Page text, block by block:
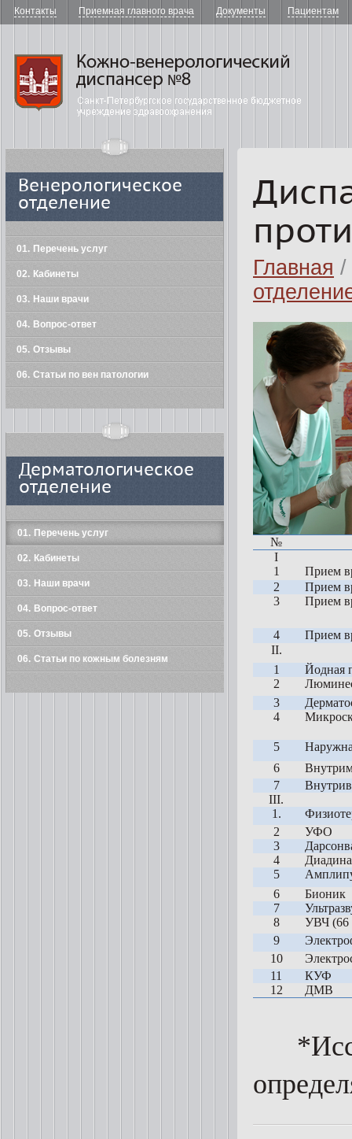
Главная /
№
I
1
Прием
2
Прием
3
Прием
4
Прием
II.
1
Йодная
2
3
4
5
6
7
III.
1.
2
УФО
3
4
5
6
Бионик
7
8
УВЧ (66
9
10
11
КУФ
12
ДМВ
Венерологическое
отделение
01 Перечень услуг
02 Кабинеты
03 Наши врачи
04 Вопрос-ответ
05 Отзывы
06 Статьи по вен патологии
Дерматологическое
отделение
01 Перечень услуг
02 Кабинеты
03 Наши врачи
04 Вопрос-ответ
05 Отзывы
06 Статьи по кожным болезням
Контакты Приемная главного врача Документы Пациентам